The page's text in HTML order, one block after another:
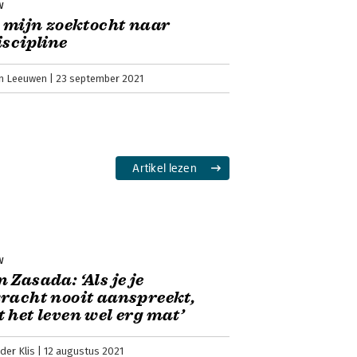
zoektocht naar
Leeuwen 23 september 2021
Artikel lezen
Zasada: ‘Als je je
nooit aanspreekt,
leven wel erg mat’
Klis 12 augustus 2021